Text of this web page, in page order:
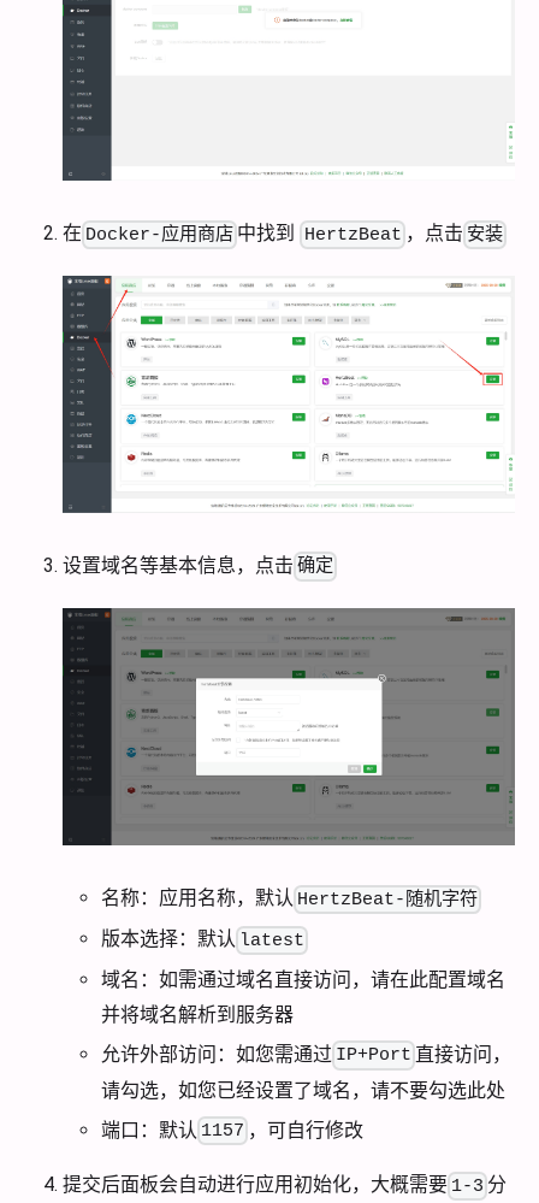
在 Docker-应用商店 中找到 HertzBeat ，点击 安装
设置域名等基本信息，点击 确定
名称：应用名称，默认 HertzBeat-随机字符
版本选择：默认 latest
域名：如需通过域名直接访问，请在此配置域名
并将域名解析到服务器
允许外部访问：如您需通过 IP+Port 直接访问，
请勾选，如您已经设置了域名，请不要勾选此处
端口：默认 1157 ，可自行修改
提交后面板会自动进行应用初始化，大概需要 1-3 分